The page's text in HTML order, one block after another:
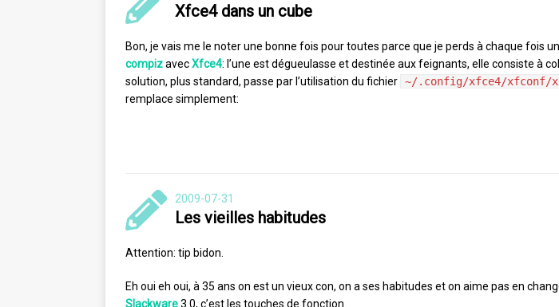
Xfce4 dans un cube
Bon, je vais me le noter une bonne fois pour toutes parce que je perds à chaque fois
compizavecXfce4: l’une est dégueulasse et destinée aux feignants, elle consiste à
solution, plus standard, passe par l’utilisation du fichier ~/.config/xfce4/xfconf/
remplace simplement:
2009-07-31
Les vieilles habitudes
Attention: tip bidon.
Eh oui eh oui, à 35 ans on est un vieux con, on a ses habitudes et on aime pas en
Slackware3.0, c’est les touches de fonction.